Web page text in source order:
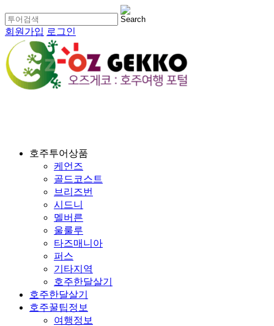
회원가입 로그인
호주투어상품
케언즈
골드코스트
브리즈번
시드니
멜버른
울룰루
타즈매니아
퍼스
기타지역
호주한달살기
호주한달살기
호주꿀팁정보
여행정보